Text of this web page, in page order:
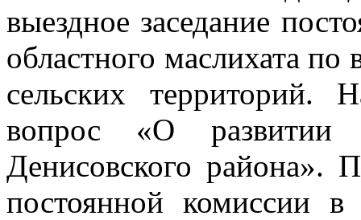
выездное заседание
областного маслихата
сельских территорий.
вопрос «О развитии
Денисовского района».
постоянной комиссии в